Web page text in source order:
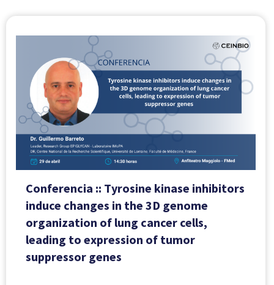
Conferencia :: Tyrosine kinase inhibitors
induce changes in the 3D genome
organization of lung cancer cells,
leading to expression of tumor
suppressor genes